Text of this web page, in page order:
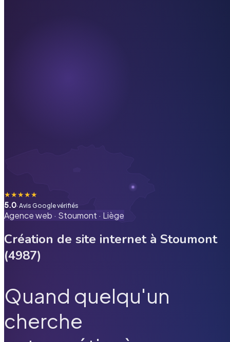
★★★★★
5.0· Avis Google vérifiés
Agence web · Stoumont · Liège
Création de site internet à Stoumont
(4987)
Quand quelqu'un
cherche